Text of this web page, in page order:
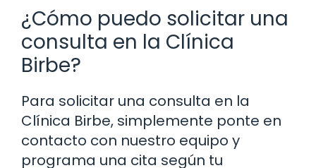
¿Cómo puedo solicitar una
consulta en la Clínica
Birbe?
Para solicitar una consulta en la
Clínica Birbe, simplemente ponte en
contacto con nuestro equipo y
programa una cita según tu